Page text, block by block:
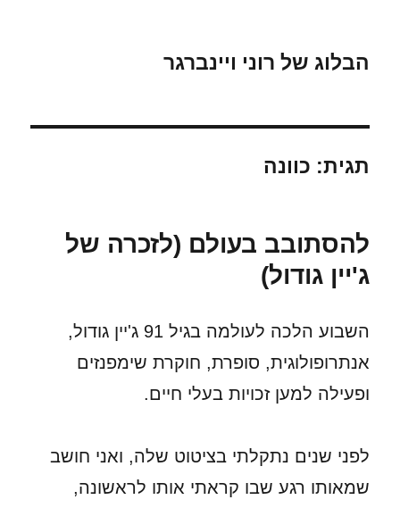
הבלוג של רוני ויינברגר
תגית: כוונה
להסתובב בעולם (לזכרה של
ג'יין גודול)
השבוע הלכה לעולמה בגיל 91 ג'יין גודול,
אנתרופולוגית, סופרת, חוקרת שימפנזים
ופעילה למען זכויות בעלי חיים.
לפני שנים נתקלתי בציטוט שלה, ואני חושב
שמאותו רגע שבו קראתי אותו לראשונה,